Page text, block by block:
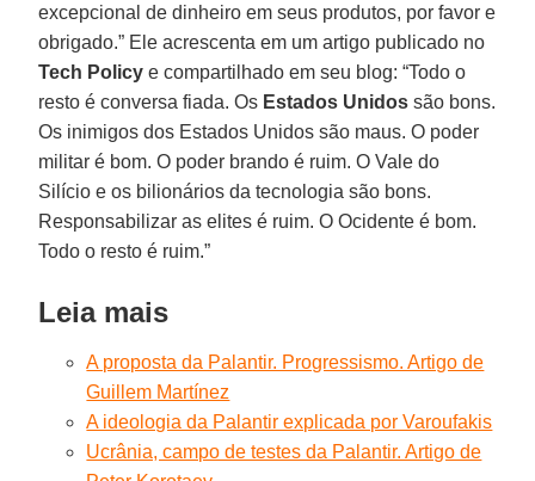
excepcional de dinheiro em seus produtos, por favor e
obrigado.” Ele acrescenta em um artigo publicado no
Tech Policy e compartilhado em seu blog: “Todo o
resto é conversa fiada. Os Estados Unidos são bons.
Os inimigos dos Estados Unidos são maus. O poder
militar é bom. O poder brando é ruim. O Vale do
Silício e os bilionários da tecnologia são bons.
Responsabilizar as elites é ruim. O Ocidente é bom.
Todo o resto é ruim.”
Leia mais
A proposta da Palantir. Progressismo. Artigo de
Guillem Martínez
A ideologia da Palantir explicada por Varoufakis
Ucrânia, campo de testes da Palantir. Artigo de